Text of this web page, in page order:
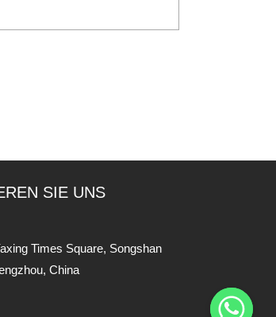
SIE UNS
Times Square, Songshan
China